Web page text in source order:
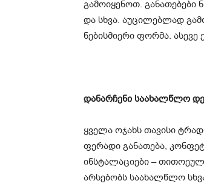
გამოიყენოთ. განათებები
და სხვა. აუცილებლად
ნებისმიერი ფორმა.
დანარჩენი საახალწლო
ყველა ოჯახს თავისი
ფერადი განათება,
ინსტალაციები –
არსებობს საახალწლო